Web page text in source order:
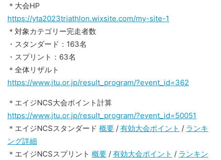
＊大会HP
https://yta2023triathlon.wixsite.com/my-site-1
＊対象カテゴリー完走者数
・スタンダード：163名
・スプリント：63名
＊全体リザルト
https://www.jtu.or.jp/result_program/?event_id=362
＊エイジNCS大会ポイント計算
https://www.jtu.or.jp/result_program/?event_id=50051
＊エイジNCSスタンダード 概要 / 有効大会ポイント / ランキ
ング詳細
＊エイジNCSスプリント 概要 / 有効大会ポイント / ランキン